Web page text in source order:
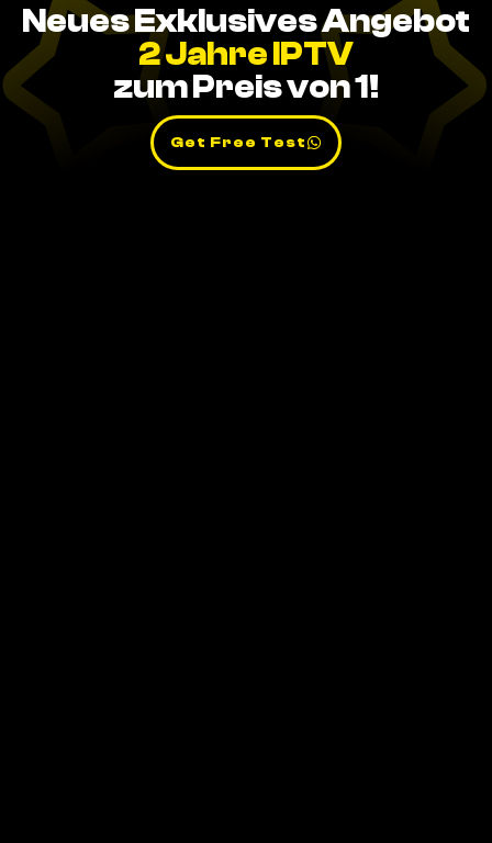
Neues Exklusives Angebot
2 Jahre IPTV
zum Preis von 1!
Get Free Test